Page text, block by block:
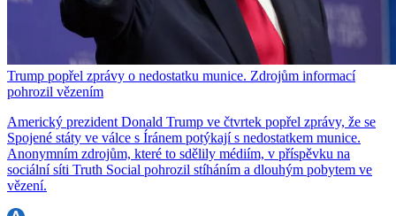
Trump popřel zprávy o nedostatku munice. Zdrojům informací
pohrozil vězením
Americký prezident Donald Trump ve čtvrtek popřel zprávy, že se
Spojené státy ve válce s Íránem potýkají s nedostatkem munice.
Anonymním zdrojům, které to sdělily médiím, v příspěvku na
sociální síti Truth Social pohrozil stíháním a dlouhým pobytem ve
vězení.